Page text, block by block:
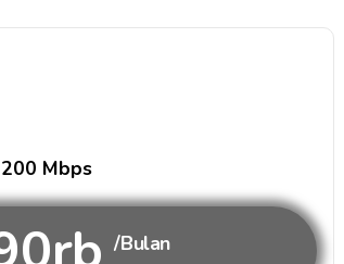
200 Mbps
/Bulan